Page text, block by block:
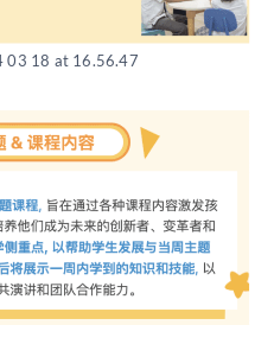
03 18 at 16.56.47